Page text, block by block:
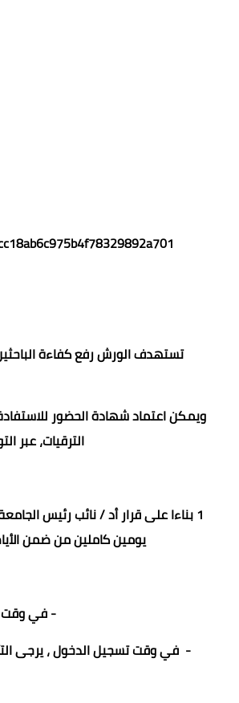
تستهدف الورش رفع كفاءة
ويمكن اعتماد شهادة الحضور
الترقيات، عبر
1 بناءا على قرار أد / نائب رئيس
يومين كاملين من ضمن
- في وقت
- في وقت تسجيل الدخول ، يرجى